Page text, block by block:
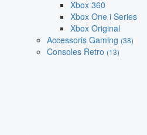
Xbox 360
Xbox One i Series
Xbox Original
Accessoris Gaming (38)
Consoles Retro (13)